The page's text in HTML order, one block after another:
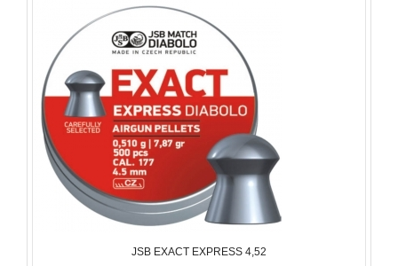
JSB EXACT EXPRESS 4,52